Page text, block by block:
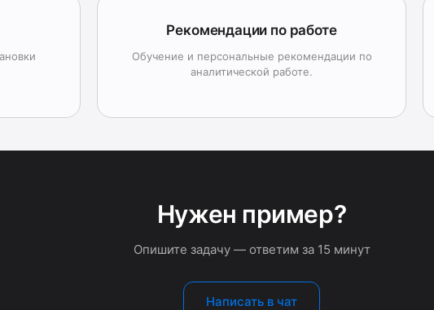
Рекомендации по работе
Обучение и персональные рекомендации по
аналитической работе.
Нужен пример?
Опишите задачу — ответим за 15 минут
Написать в чат